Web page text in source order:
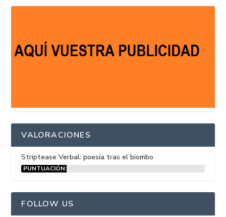
VALORACIONES
Striptease Verbal: poesía tras el biombo
PUNTUACIÓN:
FOLLOW US